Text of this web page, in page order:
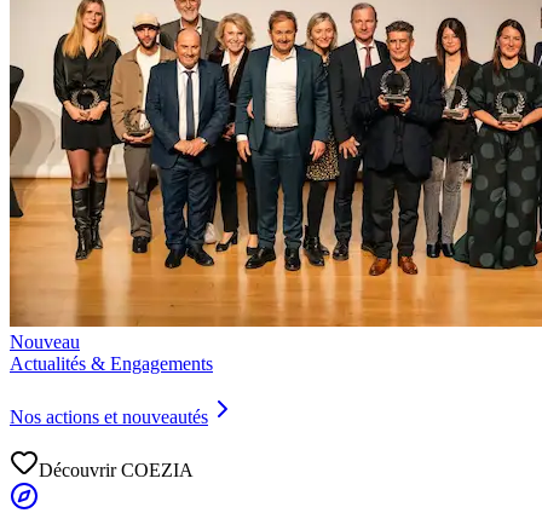
Nouveau
Actualités & Engagements
Nos actions et nouveautés
Découvrir COEZIA